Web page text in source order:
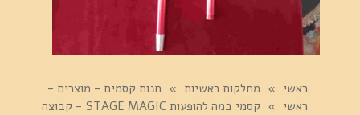
ראשי » מחלקות ראשיות » חנות קסמים - מוצרים -
ראשי »
קסמי במה להופעות STAGE MAGIC - קבוצה